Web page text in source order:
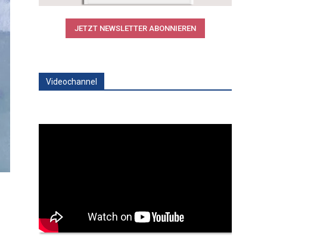
JETZT NEWSLETTER ABONNIEREN
Videochannel